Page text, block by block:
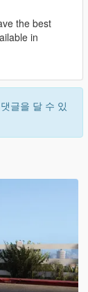
the best
in
글을 달 수 있